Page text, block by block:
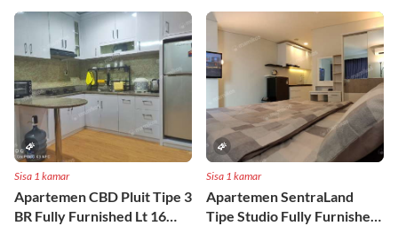
Sisa 1 kamar
Apartemen CBD Pluit Tipe 3
BR Fully Furnished Lt 16
Sisa 1 kamar
Apartemen SentraLand
Tipe Studio Fully Furnished